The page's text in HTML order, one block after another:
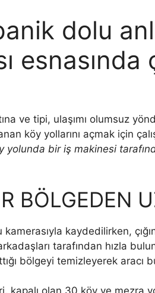
dolu
esnasında
ve tipi, ulaşımı olumsuz
köy yollarını açmak için
yolunda bir iş makinesi
BÖLGEDEN
kaydedilirken,
tarafından hızla
bölgeyi temizleyerek aracı